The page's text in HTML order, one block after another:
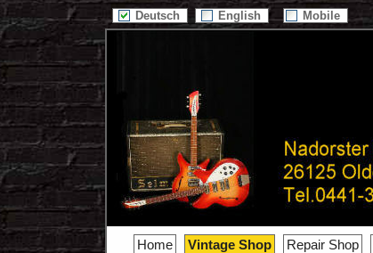
Deutsch English Mobile
Home Vintage Shop Repair Shop